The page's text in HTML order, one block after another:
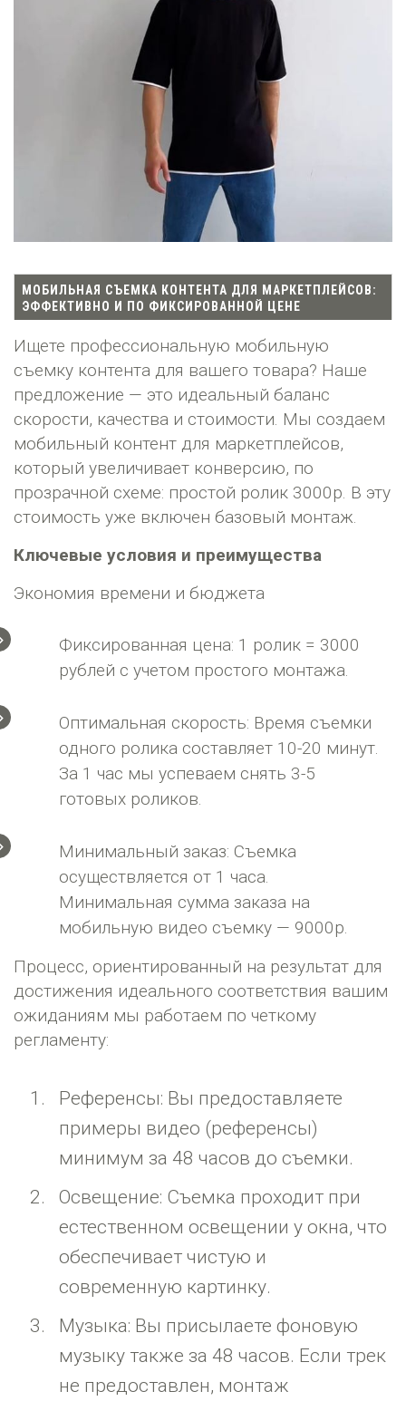
МОБИЛЬНАЯ СЪЕМКА КОНТЕНТА ДЛЯ МАРКЕТПЛЕЙСОВ:
ЭФФЕКТИВНО И ПО ФИКСИРОВАННОЙ ЦЕНЕ
Ищете профессиональную мобильную
съемку контента для вашего товара? Наше
предложение — это идеальный баланс
скорости, качества и стоимости. Мы создаем
мобильный контент для маркетплейсов,
который увеличивает конверсию, по
прозрачной схеме: простой ролик 3000р. В эту
стоимость уже включен базовый монтаж.
Ключевые условия и преимущества
Экономия времени и бюджета
Фиксированная цена: 1 ролик = 3000
рублей с учетом простого монтажа.
Оптимальная скорость: Время съемки
одного ролика составляет 10-20 минут.
За 1 час мы успеваем снять 3-5
готовых роликов.
Минимальный заказ: Съемка
осуществляется от 1 часа.
Минимальная сумма заказа на
мобильную видео съемку — 9000р.
Процесс, ориентированный на результат для
достижения идеального соответствия вашим
ожиданиям мы работаем по четкому
регламенту:
Референсы: Вы предоставляете
примеры видео (референсы)
минимум за 48 часов до съемки.
Освещение: Съемка проходит при
естественном освещении у окна, что
обеспечивает чистую и
современную картинку.
Музыка: Вы присылаете фоновую
музыку также за 48 часов. Если трек
не предоставлен, монтаж